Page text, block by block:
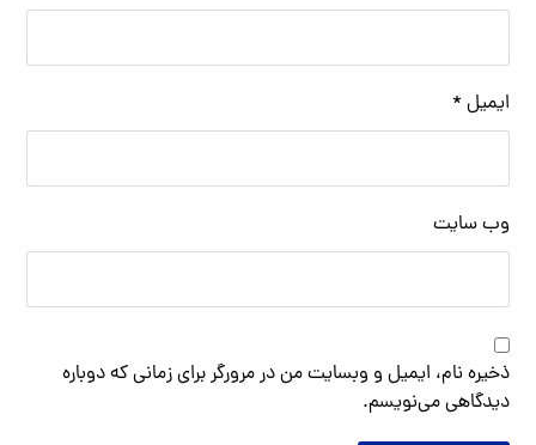
ایمیل *
وب‌ سایت
ذخیره نام، ایمیل و وبسایت من در مرورگر برای زمانی که دوباره
دیدگاهی می‌نویسم.